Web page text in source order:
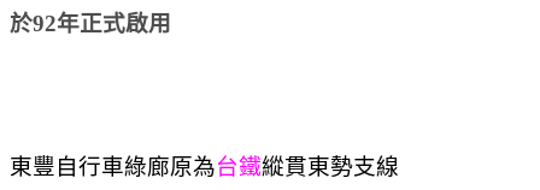
於92年正式啟用
東豐自行車綠廊原為台鐵縱貫東勢支線